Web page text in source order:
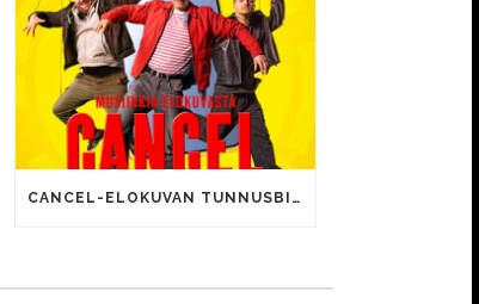
CANCEL-ELOKUVAN TUNNUSBIISIN LYRIIKOISSA TUTTUJA MEEMIHOKEMIA YOUTUBE-VIDEOILTA!